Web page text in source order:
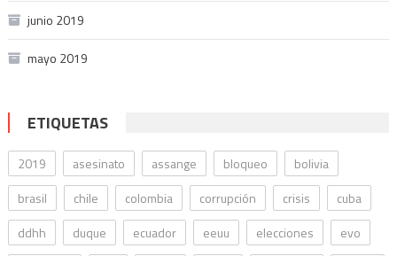
junio 2019
mayo 2019
ETIQUETAS
2019 asesinato assange bloqueo
bolivia
brasil
chile colombia corrupción crisis
cuba
ddhh
duque ecuador eeuu elecciones
evo